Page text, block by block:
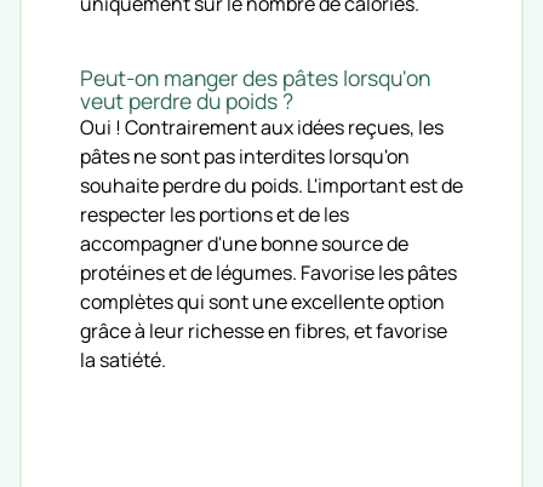
Peut-on manger des pâtes lorsqu'on
veut perdre du poids ?
Oui ! Contrairement aux idées reçues, les
pâtes ne sont pas interdites lorsqu'on
souhaite perdre du poids. L'important est de
respecter les portions et de les
accompagner d'une bonne source de
protéines et de légumes. Favorise les pâtes
complètes qui sont une excellente option
grâce à leur richesse en fibres, et favorise
la satiété.